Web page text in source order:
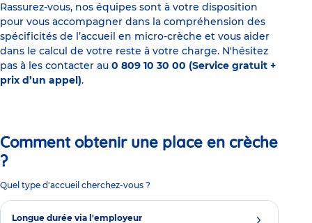
Rassurez-vous, nos équipes sont à votre disposition
pour vous accompagner dans la compréhension des
spécificités de l’accueil en micro-crèche et vous aider
dans le calcul de votre reste à votre charge. N'hésitez
pas à les contacter au 0 809 10 30 00 (Service gratuit +
prix d’un appel).
Comment obtenir une place en crèche
?
Quel type d'accueil cherchez-vous ?
Longue durée via l'employeur